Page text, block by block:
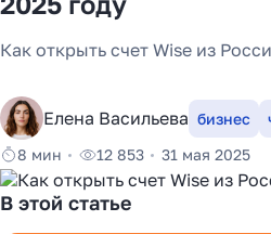
Как открыть счет Wise из
Елена Васильева бизнес
8 мин
12 853 31 мая 2025
В этой статье